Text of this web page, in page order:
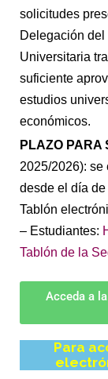
solicitudes
Delegación
Universitaria
suficiente
estudios
económicos.
PLAZO PARA
2025/2026):
desde el día
Tablón
– Estudiantes:
Tablón de la
Acceda a
Para